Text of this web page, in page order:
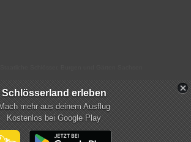
im Netz
Schlösserland erleben
mehr aus deinem Ausflug
Kostenlos bei Google Play
mehr